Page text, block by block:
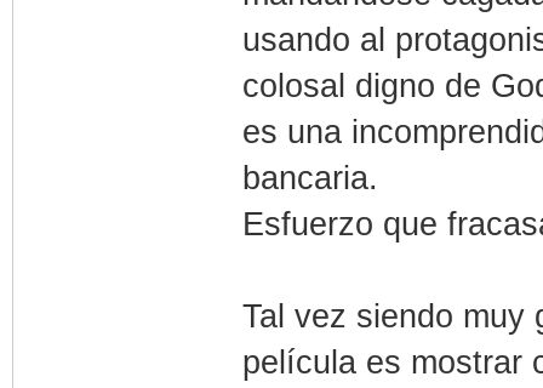
usando al
colosal digno de
es una
bancaria.
Esfuerzo que
Tal vez siendo muy
película es mostrar